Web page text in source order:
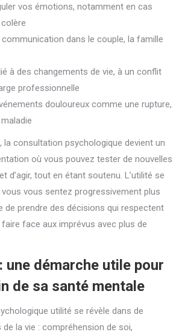
vos émotions, notamment en cas
dans le couple, la famille
à des changements de vie, à un conflit
professionnelle
douloureux comme une rupture,
la consultation psychologique devient un
où vous pouvez tester de nouvelles
d’agir, tout en étant soutenu. L’utilité se
vous sentez progressivement plus
de prendre des décisions qui respectent
face aux imprévus avec plus de
une démarche utile pour
de sa santé mentale
utilité se révèle dans de
la vie : compréhension de soi,